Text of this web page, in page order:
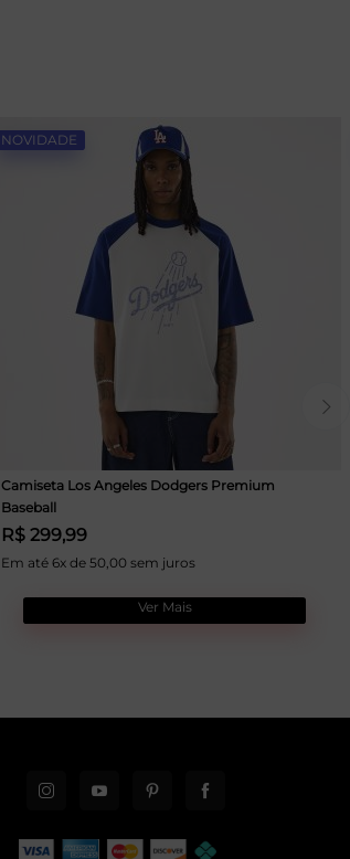
NOVIDADE
Camiseta Los Angeles Dodgers Premium
Baseball
R$ 299,99
Em até 6x de 50,00 sem juros
Ver Mais